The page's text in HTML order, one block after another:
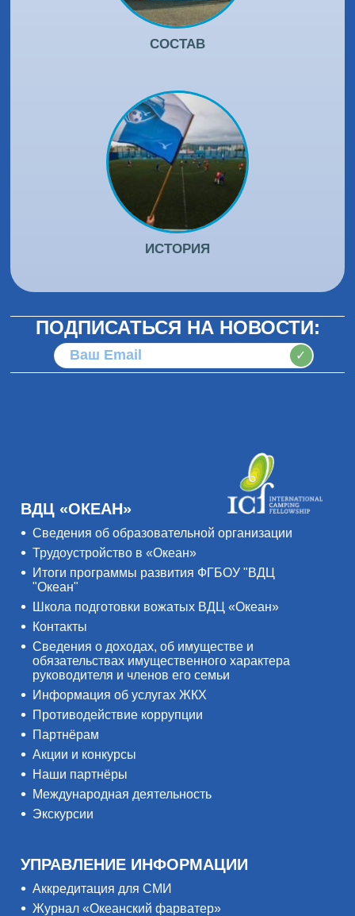
СОСТАВ
ИСТОРИЯ
ПОДПИСАТЬСЯ НА НОВОСТИ:
✓
ВДЦ «ОКЕАН»
Сведения об образовательной организации
Трудоустройство в «Океан»
Итоги программы развития ФГБОУ "ВДЦ
"Океан"
Школа подготовки вожатых ВДЦ «Океан»
Контакты
Сведения о доходах, об имуществе и
обязательствах имущественного характера
руководителя и членов его семьи
Информация об услугах ЖКХ
Противодействие коррупции
Партнёрам
Акции и конкурсы
Наши партнёры
Международная деятельность
Экскурсии
УПРАВЛЕНИЕ ИНФОРМАЦИИ
Аккредитация для СМИ
Журнал «Океанский фарватер»